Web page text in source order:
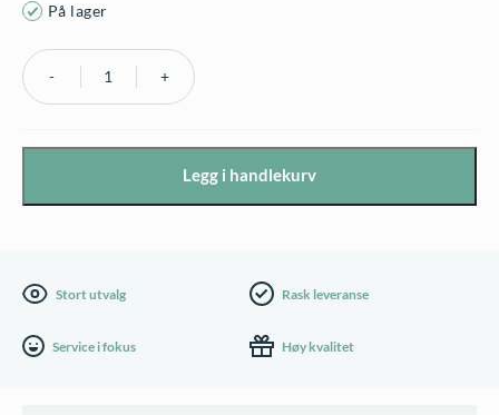
På lager
Wonki
Legg i handlekurv
Stort utvalg Rask leveranse
Service i fokus Høy kvalitet